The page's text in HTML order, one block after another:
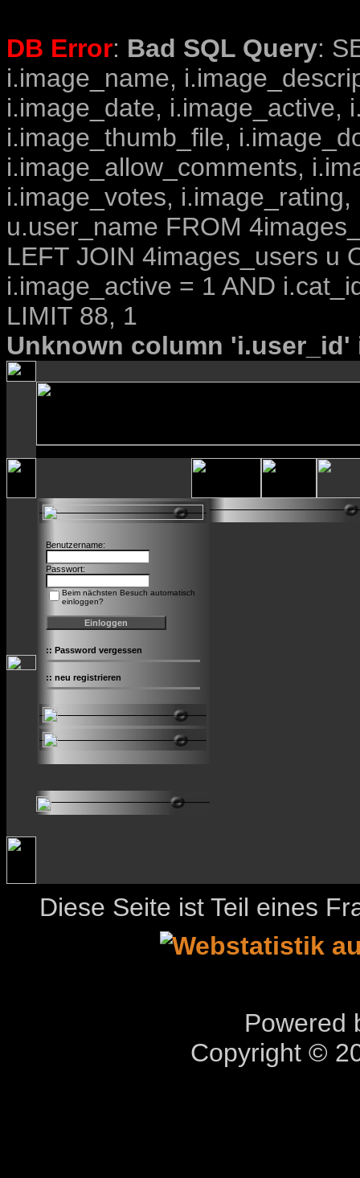
DB Error: Bad SQL Query:
i.image_name,
i.image_date, i.image_active,
i.image_thumb_file,
i.image_allow_comments,
i.image_votes,
u.user_name FROM
LEFT JOIN 4images_users u
i.image_active = 1 AND
LIMIT 88, 1
Unknown column
Benutzername:
Passwort:
Beim nächsten Besuch automatisch
einloggen?
:: Password vergessen
:: neu registrieren
Diese Seite ist Teil eines
Powered
Copyright ©